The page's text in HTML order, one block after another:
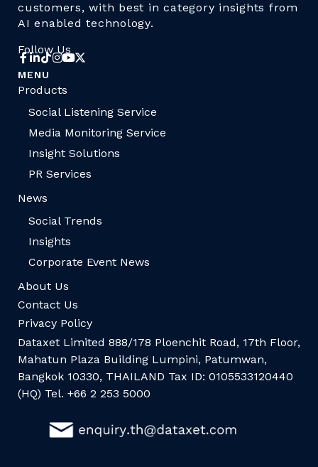
customers, with best in category insights from
AI enabled technology.
Follow Us
MENU
Products
Social Listening Service
Media Monitoring Service
Insight Solutions
PR Services
News
Social Trends
Insights
Corporate Event News
About Us
Contact Us
Privacy Policy
Dataxet Limited 888/178 Ploenchit Road, 17th Floor,
Mahatun Plaza Building Lumpini, Patumwan,
Bangkok 10330, THAILAND Tax ID: 0105533120440
(HQ) Tel. +66 2 253 5000